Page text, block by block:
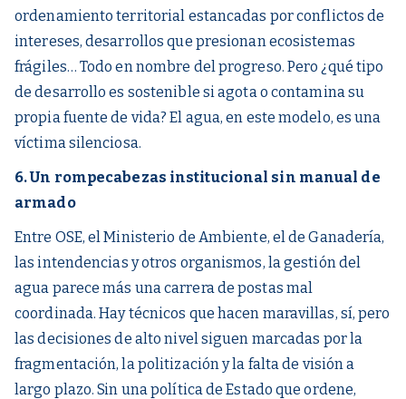
ordenamiento territorial estancadas por conflictos de
intereses, desarrollos que presionan ecosistemas
frágiles… Todo en nombre del progreso. Pero ¿qué tipo
de desarrollo es sostenible si agota o contamina su
propia fuente de vida? El agua, en este modelo, es una
víctima silenciosa.
6. Un rompecabezas institucional sin manual de
armado
Entre OSE, el Ministerio de Ambiente, el de Ganadería,
las intendencias y otros organismos, la gestión del
agua parece más una carrera de postas mal
coordinada. Hay técnicos que hacen maravillas, sí, pero
las decisiones de alto nivel siguen marcadas por la
fragmentación, la politización y la falta de visión a
largo plazo. Sin una política de Estado que ordene,